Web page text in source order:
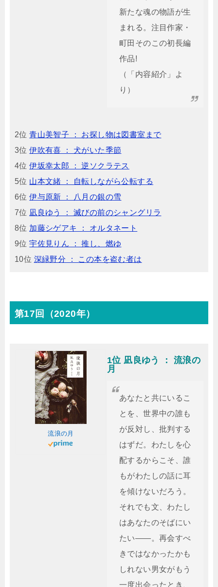
新たな魂の物語が生
まれる。注目作家・
町田そのこの初長編
作品!
（「内容紹介」よ
り）
2位青山美智子 ： お探し物は図書室まで
3位伊吹有喜 ： 犬がいた季節
4位伊坂幸太郎 ： 逆ソクラテス
5位 山本文緒 ： 自転しながら公転する
6位伊与原新 ： 八月の銀の雪
7位 凪良ゆう ： 滅びの前のシャングリラ
8位 加藤シゲアキ ： オルタネート
9位宇佐見りん ： 推し、燃ゆ
10位 深緑野分 ： この本を盗む者は
第17回（2020年）
流浪の月
1位 凪良ゆう ： 流浪の
月
あなたと共にいるこ
とを、世界中の誰も
が反対し、批判する
はずだ。わたしを心
配するからこそ、誰
もがわたしの話に耳
を傾けないだろう。
それでも文、わたし
はあなたのそばにい
たい――。再会すべ
きではなかったかも
しれない男女がもう
一度出会ったとき、